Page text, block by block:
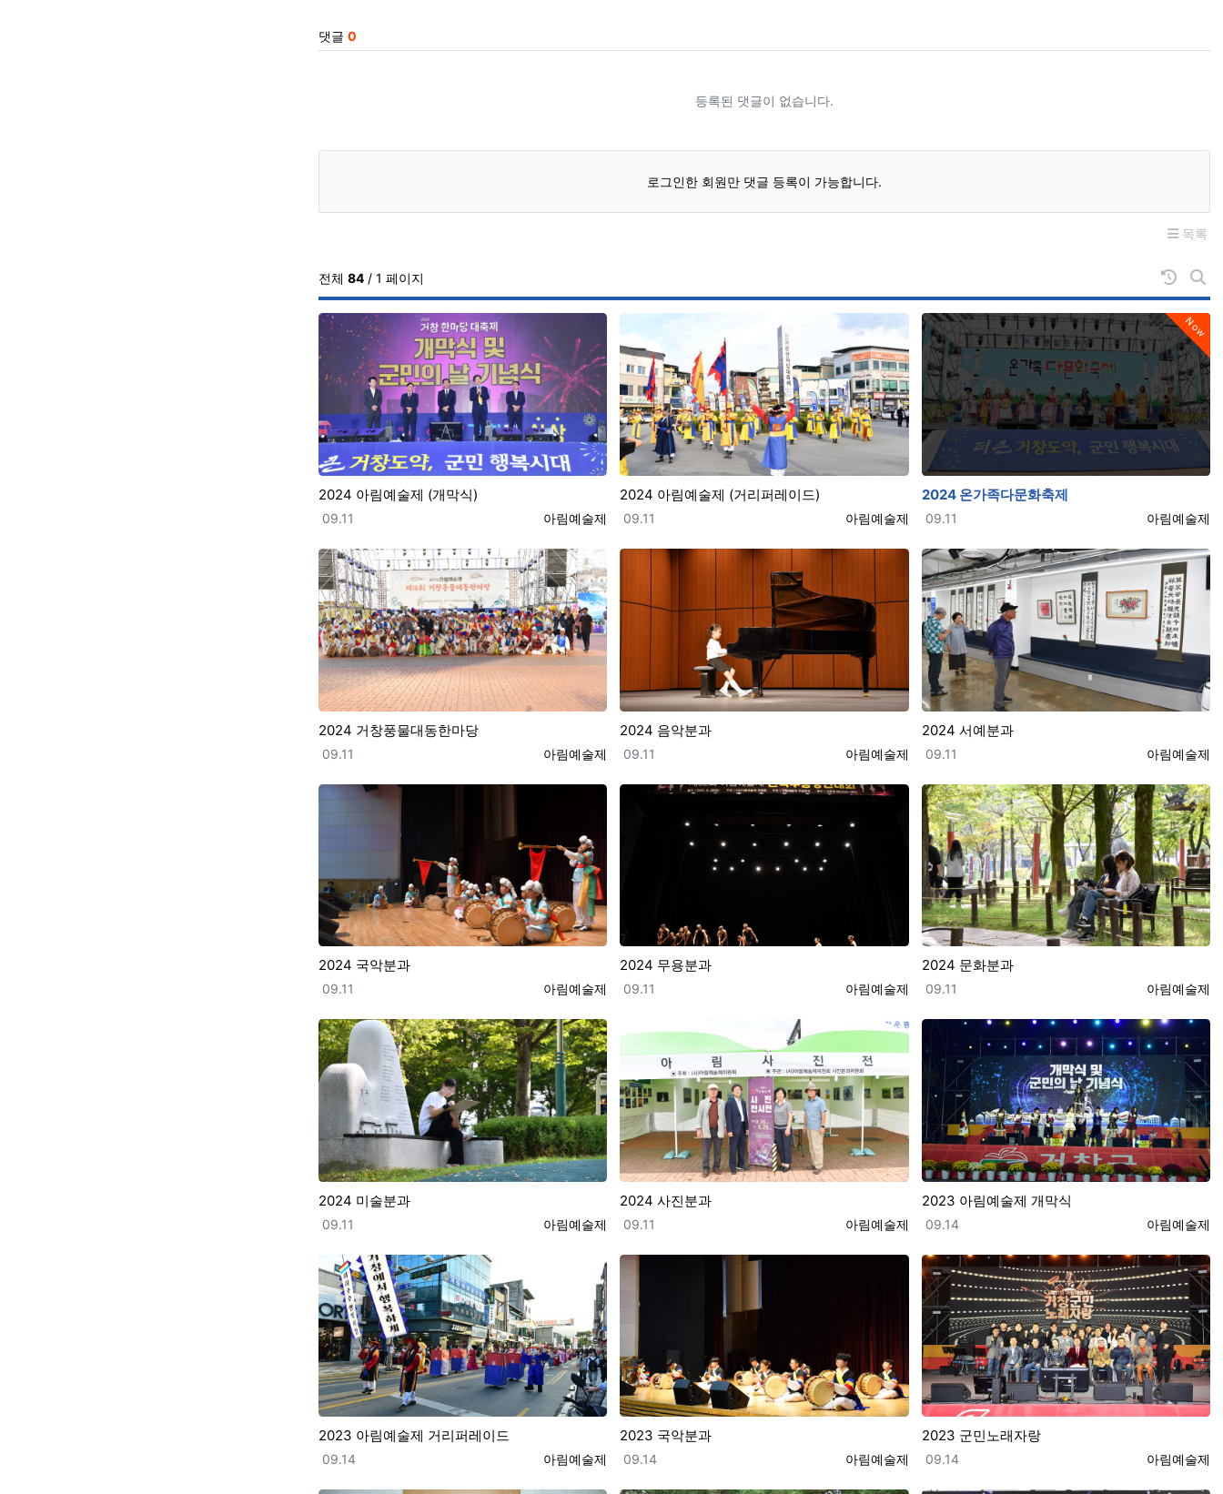
댓글 0
등록된 댓글이 없습니다.
로그인한 회원만 댓글 등록이 가능합니다.
목록
전체 84/ 1 페이지
날짜순
게
2024 아림예술제 (개막식)
등록자
아림예술제
등록일
09.11
2024 아림예술제 (거리퍼레이드)
등록자
아림예술제
등록일
09.11
Now
2024 온가족다문화축제
등록자
아림예술제
등록일
09.11
2024 거창풍물대동한마당
등록자
아림예술제
등록일
09.11
2024 음악분과
등록자
아림예술제
등록일
09.11
2024 서예분과
등록자
아림예술제
등록일
09.11
2024 국악분과
등록자
아림예술제
등록일
09.11
2024 무용분과
등록자
아림예술제
등록일
09.11
2024 문화분과
등록자
아림예술제
등록일
09.11
2024 미술분과
등록자
아림예술제
등록일
09.11
2024 사진분과
등록자
아림예술제
등록일
09.11
2023 아림예술제 개막식
등록자
아림예술제
등록일
09.14
2023 아림예술제 거리퍼레이드
등록자
아림예술제
등록일
09.14
2023 국악분과
등록자
아림예술제
등록일
09.14
2023 군민노래자랑
등록자
아림예술제
등록일
09.14